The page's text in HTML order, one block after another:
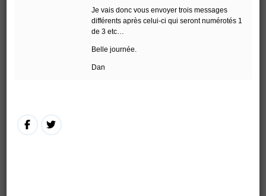
Je vais donc vous envoyer trois messages
différents après celui-ci qui seront numérotés 1
de 3 etc…
Belle journée.
Dan